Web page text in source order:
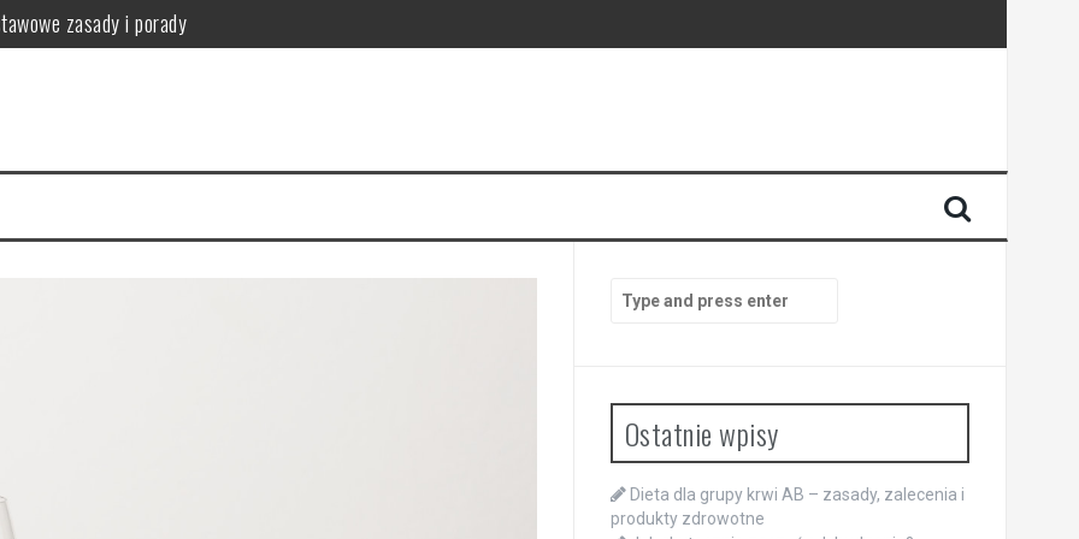
zasady i porady
jadłospis
utrata wagi
i przepisy
Search
for:
Ostatnie wpisy
Dieta dla grupy krwi AB – zasady, zalecenia i
produkty zdrowotne